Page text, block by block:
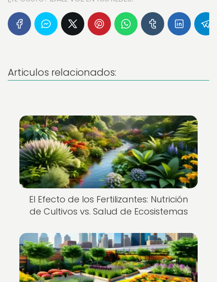
Articulos relacionados:
El Efecto de los Fertilizantes: Nutrición
de Cultivos vs. Salud de Ecosistemas